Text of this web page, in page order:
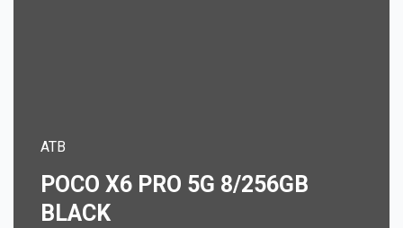
ATB
POCO X6 PRO 5G 8/256GB
BLACK